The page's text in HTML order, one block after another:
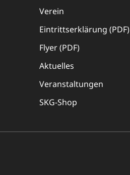
Verein
Eintrittserklärung (PDF)
Flyer (PDF)
Aktuelles
Veranstaltungen
SKG-Shop